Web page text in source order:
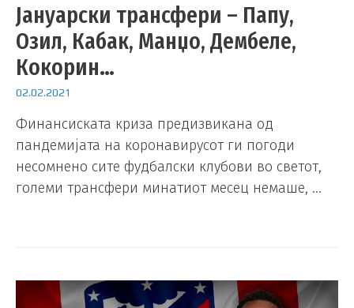
Јануарски трансфери – Папу,
Озил, Кабак, Манџо, Дембеле,
Кокорин…
02.02.2021
Финансиската криза предизвикана од
пандемијата на коронавирусот ги погоди
несомнено сите фудбалски клубови во светот,
големи трансфери минатиот месец немаше, …